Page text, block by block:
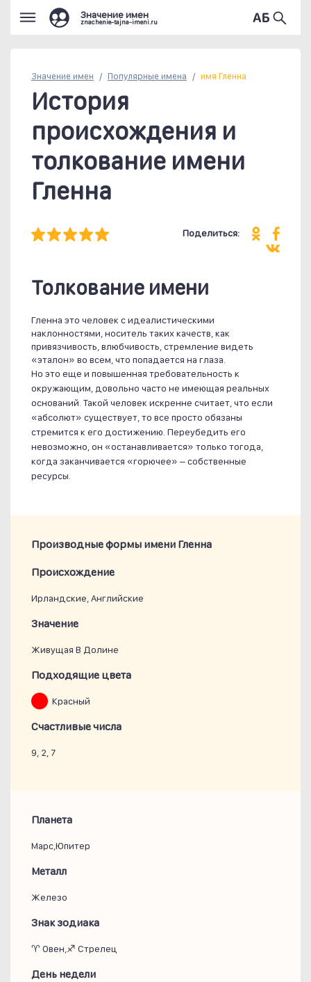
Значение имен
znachenie-tajna-imeni.ru
Значение имен Популярные имена имя Гленна
История
происхождения и
толкование имени
Гленна
Поделиться:
Толкование имени
Гленна это человек с идеалистическими
наклонностями, носитель таких качеств, как
привязчивость, влюбчивость, стремление видеть
«эталон» во всем, что попадается на глаза.
Но это еще и повышенная требовательность к
окружающим, довольно часто не имеющая реальных
оснований. Такой человек искренне считает, что если
«абсолют» существует, то все просто обязаны
стремится к его достижению. Переубедить его
невозможно, он «останавливается» только тогода,
когда заканчивается «горючее» – собственные
ресурсы.
Производные формы имени Гленна
Проиcхождение
Ирландские, Английские
Значение
Живущая В Долине
Подходящие цвета
Красный
Счастливые числа
9, 2, 7
Планета
Марс,Юпитер
Металл
Железо
Знак зодиака
♈ Овен,♐ Стрелец
День недели